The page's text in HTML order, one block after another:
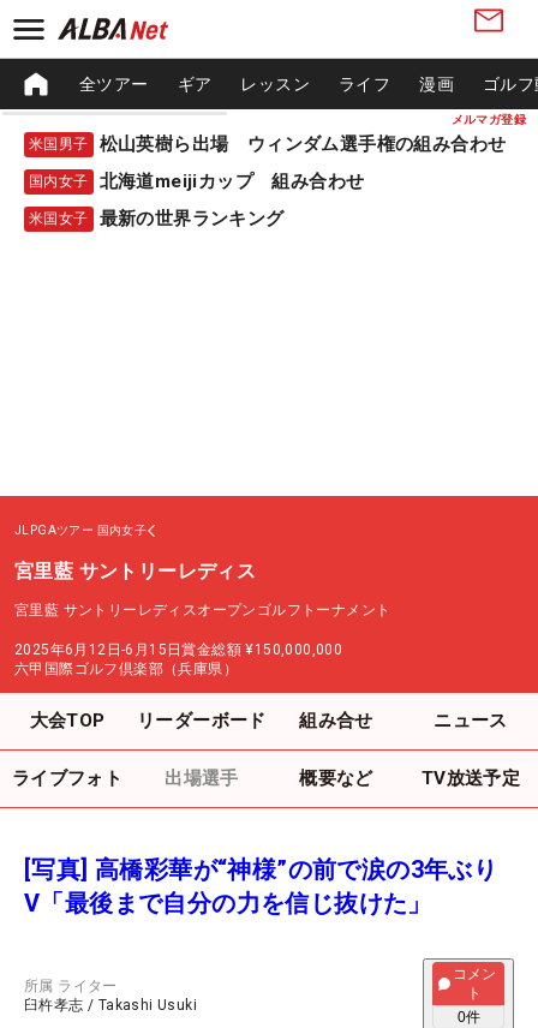
メルマガ登録
全ツアー ギア レッスン ライフ 漫画 ゴル
米国男子 松山英樹ら出場 ウィンダム選手権の組み合わせ
国内女子 北海道meijiカップ 組み合わせ
米国女子 最新の世界ランキング
JLPGAツアー 国内女子
宮里藍 サントリーレディス
宮里藍 サントリーレディスオープンゴルフトーナメント
2025年6月12日-6月15日賞金総額 ¥150,000,000
六甲国際ゴルフ倶楽部（兵庫県）
大会TOP リーダーボード 組み合せ ニュース
ライブフォト 出場選手 概要など TV放送予定
[写真] 高橋彩華が“神様”の前で涙の3年ぶり
V「最後まで自分の力を信じ抜けた」
所属 ライター
臼杵孝志 / Takashi Usuki
コメン
ト
0件